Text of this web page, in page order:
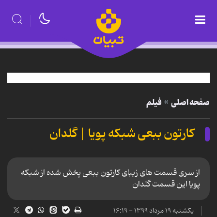
صفحه اصلی فیلم
کارتون ببعی شبکه پویا | گلدان
از سری قسمت های زیبای کارتون ببعی پخش شده از شبکه
پویا این قسمت گلدان
یکشنبه ۱۹ مرداد ۱۳۹۹ - ۱۶:۱۹